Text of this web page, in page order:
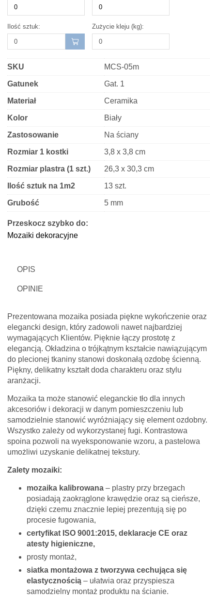
BIAŁA
Ilość sztuk: Zużycie kleju (kg):
SKU MCS-05m
Gatunek Gat. 1
Materiał Ceramika
Kolor Biały
Zastosowanie Na ściany
Rozmiar 1 kostki 3,8 x 3,8 cm
Rozmiar plastra (1 szt.) 26,3 x 30,3 cm
Ilość sztuk na 1m2 13 szt.
Grubość 5 mm
Wykończenie
Kształt kostki
Przeskocz szybko do:
Mozaiki dekoracyjne
OPIS
OPINIE
Prezentowana mozaika posiada piękne wykończenie oraz
elegancki design, który zadowoli nawet najbardziej
wymagających Klientów. Pięknie łączy prostotę z
elegancją. Okładzina o trójkątnym kształcie nawiązującym
do plecionej tkaniny stanowi doskonałą ozdobę ścienną.
Piękny, delikatny kształt doda charakteru oraz stylu
aranżacji.
Mozaika ta może stanowić eleganckie tło dla innych
akcesoriów i dekoracji w danym pomieszczeniu lub
samodzielnie stanowić wyróżniający się element ozdobny.
Wszystko zależy od wykorzystanej fugi. Kontrastowa
spoina pozwoli na wyeksponowanie wzoru, a pastelowa
umożliwi uzyskanie delikatnej tekstury.
Zalety mozaiki:
mozaika kalibrowana – plastry przy brzegach
posiadają zaokrąglone krawędzie oraz są cieńsze,
dzięki czemu znacznie lepiej prezentują się po
procesie fugowania,
certyfikat ISO 9001:2015, deklaracje CE oraz
atesty higieniczne,
prosty montaż,
siatka montażowa z tworzywa cechująca się
elastycznością – ułatwia oraz przyspiesza
samodzielny montaż produktu na ścianie.